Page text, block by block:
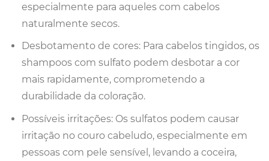
especialmente para aqueles com cabelos
naturalmente secos.
Desbotamento de cores: Para cabelos tingidos, os
shampoos com sulfato podem desbotar a cor
mais rapidamente, comprometendo a
durabilidade da coloração.
Possíveis irritações: Os sulfatos podem causar
irritação no couro cabeludo, especialmente em
pessoas com pele sensível, levando a coceira,